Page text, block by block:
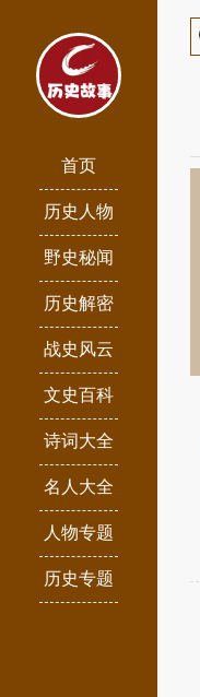
首页
历史人物
野史秘闻
历史解密
战史风云
文史百科
诗词大全
名人大全
人物专题
历史专题